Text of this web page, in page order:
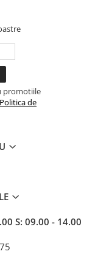
promotiile
Politica de
S: 09.00 - 14.00